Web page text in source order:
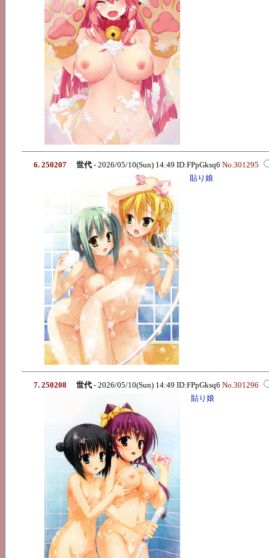
6. 250207 世代 - 2026/05/10(Sun) 14:49 ID:FPpGksq6 No.301295
貼り娘
7. 250208 世代 - 2026/05/10(Sun) 14:49 ID:FPpGksq6 No.301296
貼り娘